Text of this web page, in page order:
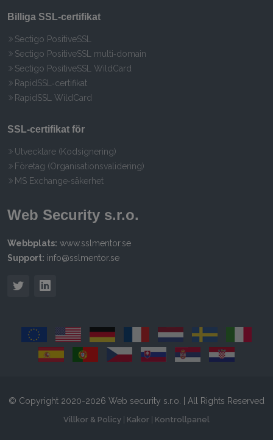
Billiga SSL‑certifikat
Sectigo PositiveSSL
Sectigo PositiveSSL multi‑domain
Sectigo PositiveSSL WildCard
RapidSSL‑certifikat
RapidSSL WildCard
SSL‑certifikat för
Utvecklare (Kodsignering)
Företag (Organisationsvalidering)
MS Exchange‑säkerhet
Web Security s.r.o.
Webbplats: www.sslmentor.se
Support: info@sslmentor.se
© Copyright 2020-2026 Web security s.r.o. | All Rights Reserved
Villkor & Policy Kakor Kontrollpanel